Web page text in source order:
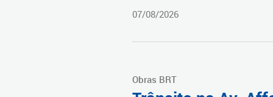
07/08/2026
Obras BRT